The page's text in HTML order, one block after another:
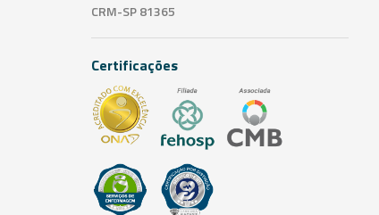
CRM-SP 81365
Certificações